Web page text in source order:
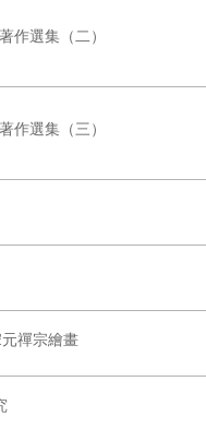
作選集（二）
作選集（三）
禪宗繪畫